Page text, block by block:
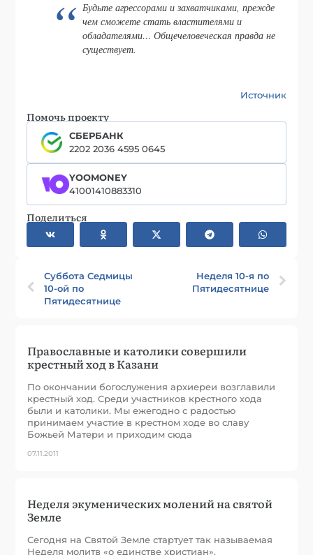
Будьте агрессорами и захватчиками, прежде
чем сможете стать властителями и
обладателями… Общечеловеческая правда не
существует.
Источник
Помочь проекту
СБЕРБАНК
2202 2036 4595 0645
YOOMONEY
41001410883310
Поделиться
Суббота Седмицы
10-ой по
Пятидесятнице
Неделя 10-я по
Пятидесятнице
Православные и католики совершили
крестный ход в Казани
По окончании богослужения архиереи возглавили
крестный ход. Среди участников крестного хода
были и католики. Мы ежегодно с радостью
принимаем участие в крестном ходе во славу
Божьей Матери и приходим сюда
07.11.2011
Неделя экуменических молений на святой
Земле
Сегодня на Святой Земле стартует так называемая
Неделя молитв «о единстве христиан».